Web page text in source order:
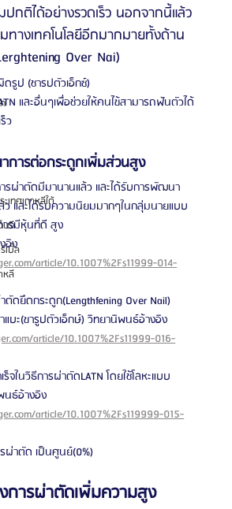
เทศเกาหลีใต้
นจี
เบิ้ล
หลี
ปกติได้อย่างรวดเร็ว นอกจากนี้แล้ว
ทางเทคโนโลยีอีกมากมายทั้งด้าน
Over Nai)
รูป (ชารปตัวเอ็กซ์)
และอื่นๆเพื่อช่วยให้คนไข้สามารถฟันตัวได้
ว
การต่อกระดูกเพิ่มส่วนสูง
รผ่าตัดมีมานานแล้ว และได้รับการพัฒนา
และได้รับความนิยมมากๆในกลุ่มนายแบบ
ารมีหุ้นที่ดี สูง
อิง
article/10.1007%2Fs11999-014-
ดยึดกระดูก(Lengthfening Over Nail)
แบะ(ขารูปตัวเอ็กษ์) วิทยานิพนธ์อ้างอิง
article/10.1007%2Fs11999-016-
จในวิธีการผ่าตัดLATN โดยใช้โลหะแบบ
นธ์อ้างอิง
article/10.1007%2Fs119999-015-
ผ่าตัด เป็นศูนย์(0%)
การผ่าตัดเพิ่มความสูง